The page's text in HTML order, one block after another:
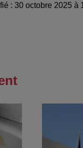
: 30 octobre 2025 à